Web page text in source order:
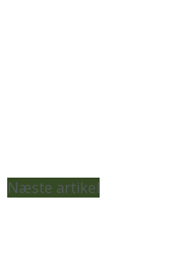
Næste artikel